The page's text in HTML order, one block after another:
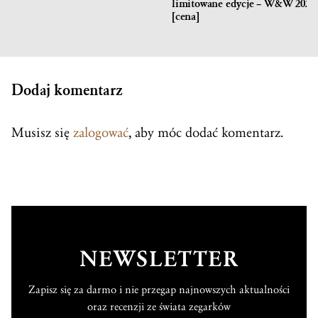
limitowane edycje – W&W 2020
[cena]
Dodaj komentarz
Musisz się zalogować, aby móc dodać komentarz.
NEWSLETTER
Zapisz się za darmo i nie przegap najnowszych aktualności
oraz recenzji ze świata zegarków